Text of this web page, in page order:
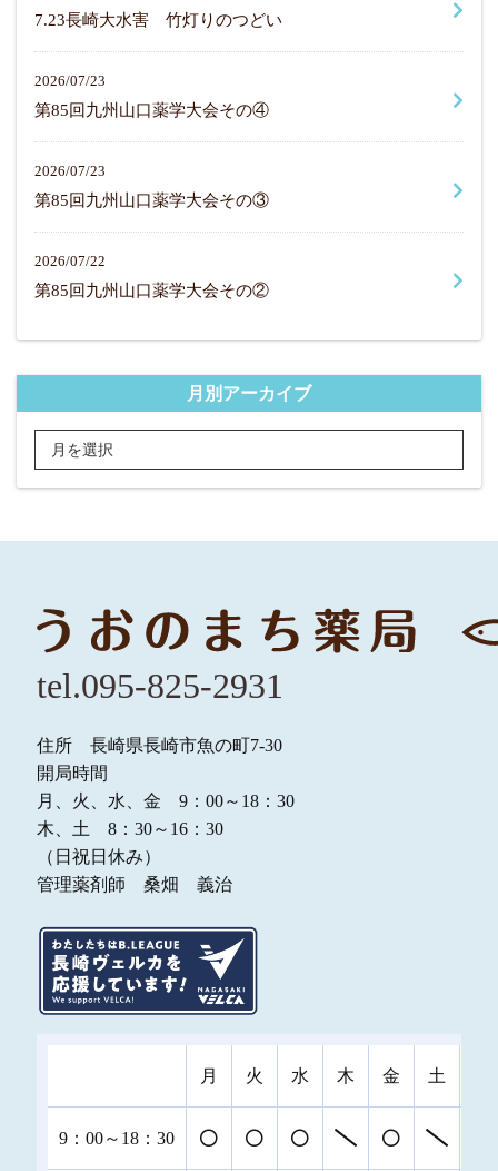
7.23長崎大水害 竹灯りのつどい
2026/07/23
第85回九州山口薬学大会その④
2026/07/23
第85回九州山口薬学大会その③
2026/07/22
第85回九州山口薬学大会その②
月別アーカイブ
tel.095-825-2931
住所 長崎県長崎市魚の町7-30
開局時間
月、火、水、金 9：00～18：30
木、土 8：30～16：30
（日祝日休み）
管理薬剤師 桑畑 義治
月 火 水 木 金 土
9：00～18：30